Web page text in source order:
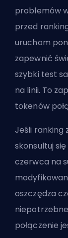
problemów
przed
uruchom
zapewnić
szybki test
na linii. To
tokenów
Jeśli ranking
skonsultuj
czerwca na
oszczędza
połączenie